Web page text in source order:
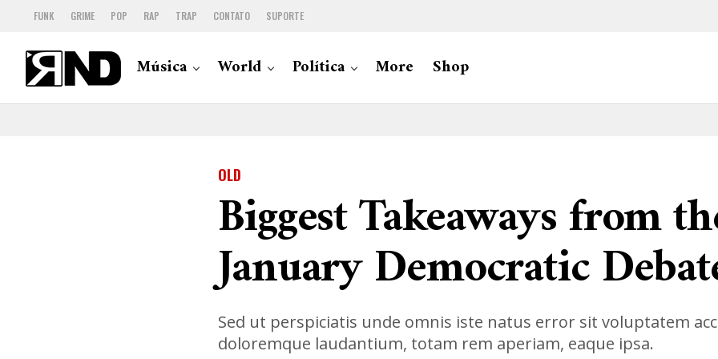
FUNK GRIME POP RAP TRAP CONTATO SUPORTE
Música World Política More Shop
OLD
Biggest Takeaways from
January Democratic
Sed ut perspiciatis unde omnis iste natus error sit voluptatem
doloremque laudantium, totam rem aperiam, eaque ipsa.